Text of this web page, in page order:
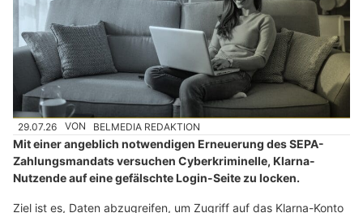
29.07.26 VON BELMEDIA REDAKTION
Mit einer angeblich notwendigen Erneuerung des SEPA-
Zahlungsmandats versuchen Cyberkriminelle, Klarna-
Nutzende auf eine gefälschte Login-Seite zu locken.
Ziel ist es, Daten abzugreifen, um Zugriff auf das Klarna-Konto